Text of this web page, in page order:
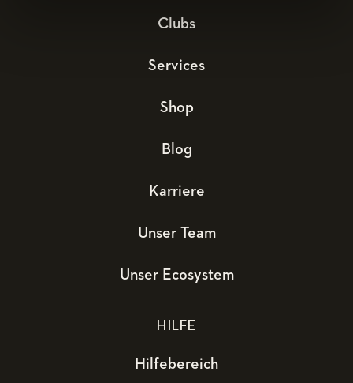
Clubs
Services
Shop
Blog
Karriere
Unser Team
Unser Ecosystem
HILFE
Hilfebereich